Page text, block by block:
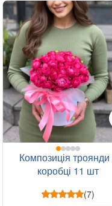
Композиція троянди
коробці 11 шт
(7)